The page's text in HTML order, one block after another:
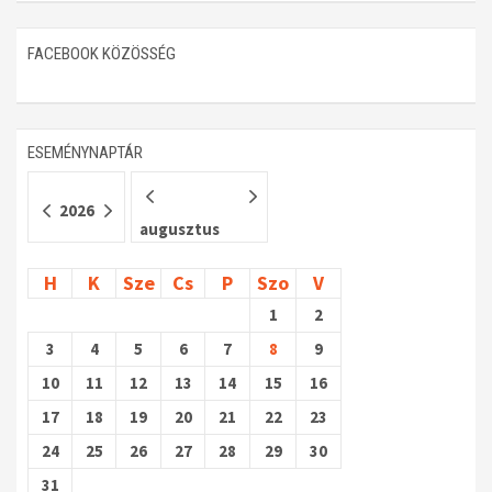
Műhelymunkák
FACEBOOK KÖZÖSSÉG
ESEMÉNYNAPTÁR
2026
augusztus
H K Sze Cs P Szo V
1
2
3
4 5 6 7 8
9
10
11 12 13 14 15
16
17
18 19 20 21 22
23
24
25 26 27 28 29
30
31